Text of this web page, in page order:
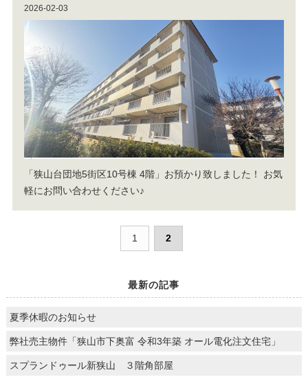
2026-02-03
「狭山台団地5街区10号棟 4階」お預かり致しました！ お気
軽にお問い合わせください♪
1 2
最新の記事
夏季休暇のお知らせ
弊社売主物件「狭山市下奥富 令和3年築 オール電化注文住宅」
スプランドゥール新狭山 ３階角部屋